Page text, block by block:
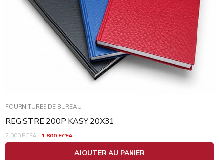
FOURNITURES DE BUREAU
REGISTRE 200P KASY 20X31
2 000FCFA 1 800 FCFA
AJOUTER AU PANIER